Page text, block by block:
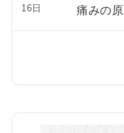
16日
痛みの